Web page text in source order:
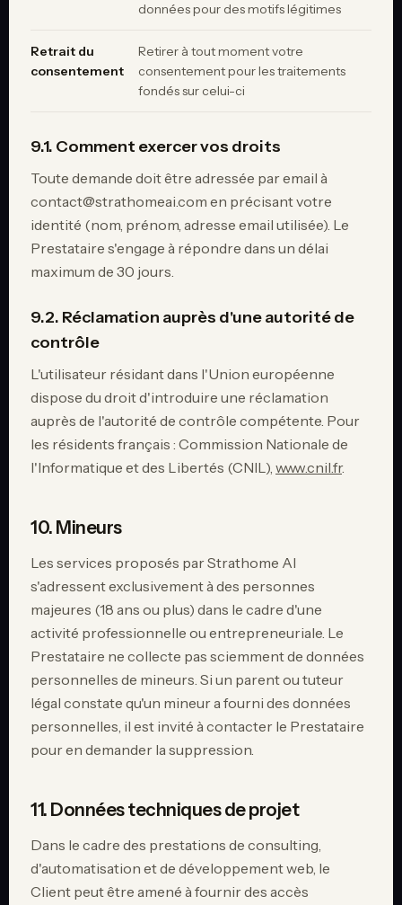
données pour des motifs légitimes
Retrait du
consentement
Retirer à tout moment votre
consentement pour les traitements
fondés sur celui-ci
9.1. Comment exercer vos droits
Toute demande doit être adressée par email à
contact@strathomeai.com en précisant votre
identité (nom, prénom, adresse email utilisée). Le
Prestataire s'engage à répondre dans un délai
maximum de 30 jours.
9.2. Réclamation auprès d'une autorité de
contrôle
L'utilisateur résidant dans l'Union européenne
dispose du droit d'introduire une réclamation
auprès de l'autorité de contrôle compétente. Pour
les résidents français : Commission Nationale de
l'Informatique et des Libertés (CNIL), www.cnil.fr.
10. Mineurs
Les services proposés par Strathome AI
s'adressent exclusivement à des personnes
majeures (18 ans ou plus) dans le cadre d'une
activité professionnelle ou entrepreneuriale. Le
Prestataire ne collecte pas sciemment de données
personnelles de mineurs. Si un parent ou tuteur
légal constate qu'un mineur a fourni des données
personnelles, il est invité à contacter le Prestataire
pour en demander la suppression.
11. Données techniques de projet
Dans le cadre des prestations de consulting,
d'automatisation et de développement web, le
Client peut être amené à fournir des accès